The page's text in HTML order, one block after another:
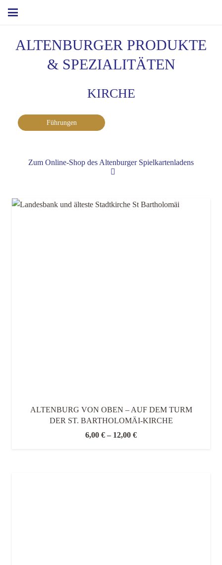
ALTENBURGER PRODUKTE
& SPEZIALITÄTEN
KIRCHE
Führungen
Zum Online-Shop des Altenburger Spielkartenladens
ALTENBURG VON OBEN – AUF DEM TURM
DER ST. BARTHOLOMÄI-KIRCHE
6,00 € – 12,00 €